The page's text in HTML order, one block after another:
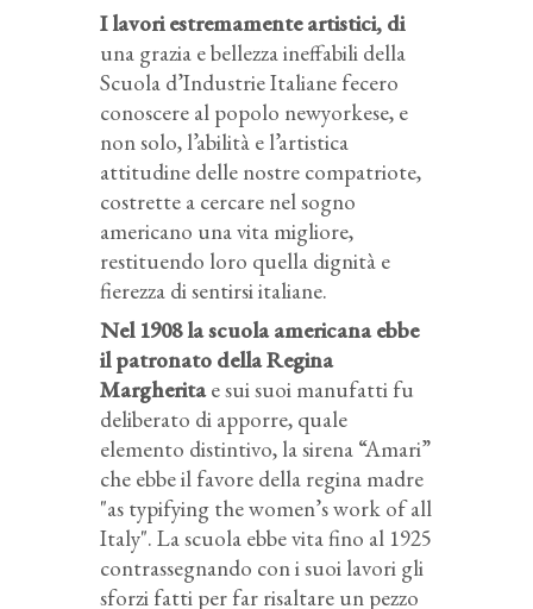
I lavori estremamente artistici, di
una grazia e bellezza ineffabili della
Scuola d’Industrie Italiane fecero
conoscere al popolo newyorkese, e
non solo, l’abilità e l’artistica
attitudine delle nostre compatriote,
costrette a cercare nel sogno
americano una vita migliore,
restituendo loro quella dignità e
fierezza di sentirsi italiane.
Nel 1908 la scuola americana ebbe
il patronato della Regina
Margheritae sui suoi manufatti fu
deliberato di apporre, quale
elemento distintivo, la sirena “Amari”
che ebbe il favore della regina madre
"as typifying the women’s work of all
Italy". La scuola ebbe vita fino al 1925
contrassegnando con i suoi lavori gli
sforzi fatti per far risaltare un pezzo